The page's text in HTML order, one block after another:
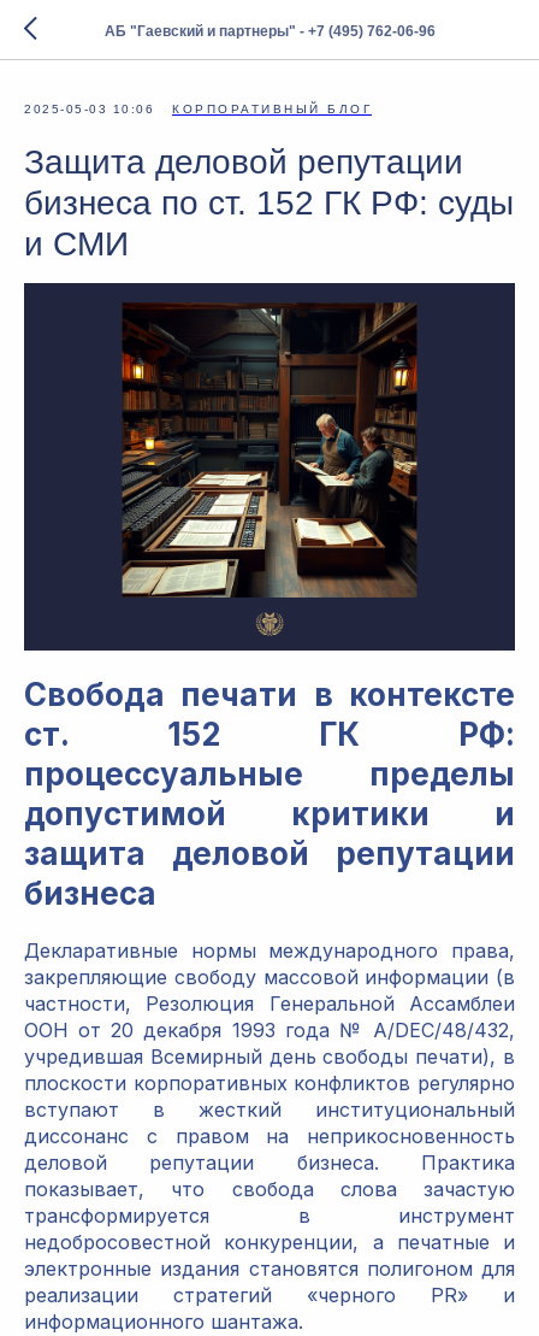
АБ "Гаевский и партнеры" - +7 (495) 762-06-96
2025-05-03 10:06 КОРПОРАТИВНЫЙ БЛОГ
Защита деловой репутации
бизнеса по ст. 152 ГК РФ: суды
и СМИ
Свобода печати в контексте
ст. 152 ГК РФ:
процессуальные пределы
допустимой критики и
защита деловой репутации
бизнеса
Декларативные нормы международного права,
закрепляющие свободу массовой информации (в
частности, Резолюция Генеральной Ассамблеи
ООН от 20 декабря 1993 года № A/DEC/48/432,
учредившая Всемирный день свободы печати), в
плоскости корпоративных конфликтов регулярно
вступают в жесткий институциональный
диссонанс с правом на неприкосновенность
деловой репутации бизнеса. Практика
показывает, что свобода слова зачастую
трансформируется в инструмент
недобросовестной конкуренции, а печатные и
электронные издания становятся полигоном для
реализации стратегий «черного PR» и
информационного шантажа.